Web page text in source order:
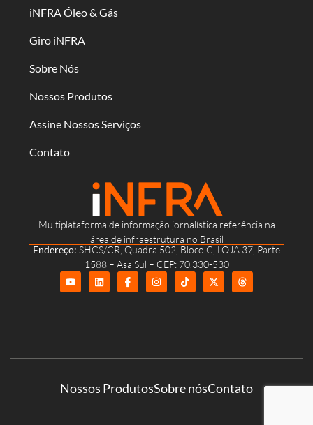
Multiplataforma de informação jornalística referência na
área de infraestrutura no Brasil
Endereço: SHCS/CR, Quadra 502, Bloco C, LOJA 37, Parte
1588 – Asa Sul – CEP: 70.330-530
iNFRA Óleo & Gás
Giro iNFRA
Sobre Nós
Nossos Produtos
Assine Nossos Serviços
Contato
Nossos ProdutosSobre nósContato